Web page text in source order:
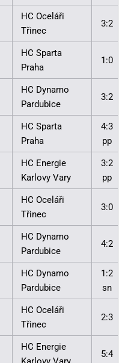
HC Oceláři
Třinec
3:2
HC Sparta
Praha
1:0
HC Dynamo
Pardubice
3:2
HC Sparta
Praha
4:3
pp
HC Energie
Karlovy Vary
3:2
pp
HC Oceláři
Třinec
3:0
HC Dynamo
Pardubice
4:2
HC Dynamo
Pardubice
1:2
sn
HC Oceláři
Třinec
2:3
HC Energie
5:4